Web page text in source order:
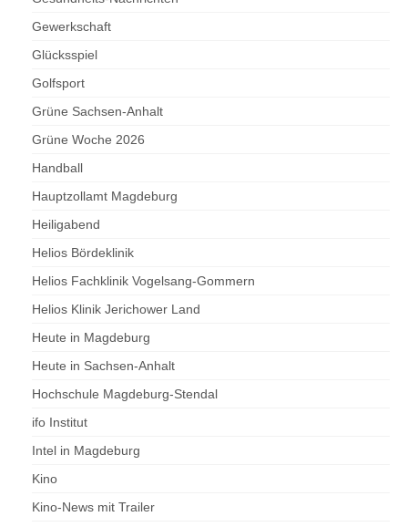
Gewerkschaft
Glücksspiel
Golfsport
Grüne Sachsen-Anhalt
Grüne Woche 2026
Handball
Hauptzollamt Magdeburg
Heiligabend
Helios Bördeklinik
Helios Fachklinik Vogelsang-Gommern
Helios Klinik Jerichower Land
Heute in Magdeburg
Heute in Sachsen-Anhalt
Hochschule Magdeburg-Stendal
ifo Institut
Intel in Magdeburg
Kino
Kino-News mit Trailer